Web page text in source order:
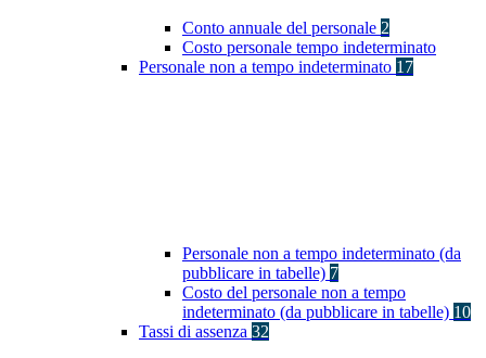
Conto annuale del personale 2
Costo personale tempo indeterminato
Personale non a tempo indeterminato 17
Personale non a tempo indeterminato (da
pubblicare in tabelle) 7
Costo del personale non a tempo
indeterminato (da pubblicare in tabelle) 10
Tassi di assenza 32